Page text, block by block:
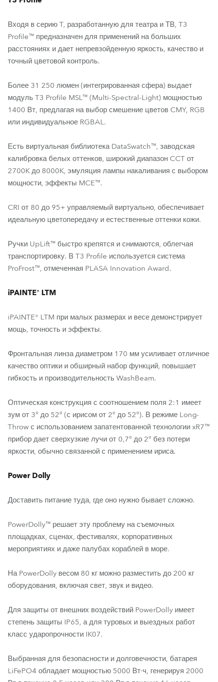
Входя в серию T, разработанную для театра и ТВ, T3
Profile™ предназначен для применений на больших
расстояниях и дает непревзойденную яркость, качество и
точный цветовой контроль.
Более 31 250 люмен (интегрированная сфера) выдает
модуль T3 Profile MSL™ (Multi-Spectral-Light) мощностью
1400 Вт, предлагая на выбор смешение цветов CMY, RGB
или индивидуальное RGBAL.
Есть виртуальная библиотека DataSwatch™, заводская
калибровка белых оттенков, широкий диапазон CCT от
2700K до 8000K, эмуляция лампы накаливания с выбором
мощности, эффекты MCE™.
CRI от 80 до 95+ управляемый виртуально, обеспечивает
идеальную цветопередачу и естественные оттенки кожи.
Ручки UpLift™ быстро крепятся и снимаются, облегчая
транспортировку. В T3 Profile используется система
ProFrost™, отмеченная PLASA Innovation Award.
iPAINTE® LTM
iPAINTE® LTM при малых размерах и весе демонстрирует
мощь, точность и эффекты.
Фронтальная линза диаметром 170 мм усиливает отличное
качество оптики и обширный набор функций, повышает
гибкость и производительность WashBeam.
Оптическая конструкция с соотношением поля 2:1 имеет
зум от 3° до 52° (с ирисом от 2° до 52°). В режиме Long-
Throw с использованием запатентованной технологии xR7™
прибор дает сверхузкие лучи от 0,7° до 2° без потери
яркости, обычно связанной с применением ириса.
Power Dolly
Доставить питание туда, где оно нужно бывает сложно.
PowerDolly™ решает эту проблему на съемочных
площадках, сценах, фестивалях, корпоративных
мероприятиях и даже палубах кораблей в море.
На PowerDolly весом 80 кг можно разместить до 200 кг
оборудования, включая свет, звук и видео.
Для защиты от внешних воздействий PowerDolly имеет
степень защиты IP65, а для туровых и выездных работ
класс ударопрочности IK07.
Выбранная для безопасности и долговечности, батарея
LiFePO4 обладает мощностью 5000 Вт·ч, генерируя 2000